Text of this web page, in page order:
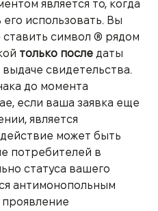
является то, когда
использовать. Вы
символ ® рядом
только после даты
свидетельства.
до момента
если ваша заявка еще
является
может быть
потребителей в
статуса вашего
антимонопольным
проявление